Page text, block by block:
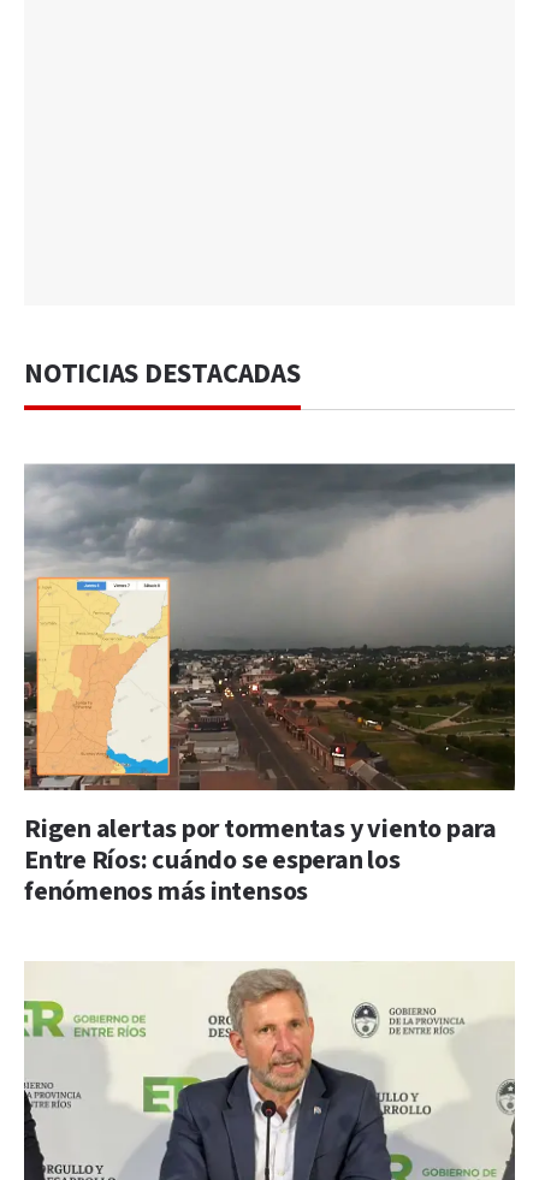
NOTICIAS DESTACADAS
Rigen alertas por tormentas y viento para
Entre Ríos: cuándo se esperan los
fenómenos más intensos